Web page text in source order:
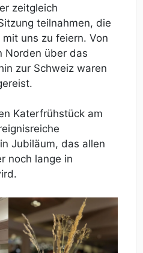
zeitgleich
teilnahmen, die
uns zu feiern. Von
Norden über das
zur Schweiz waren
Katerfrühstück am
Jubiläum, das allen
noch lange in